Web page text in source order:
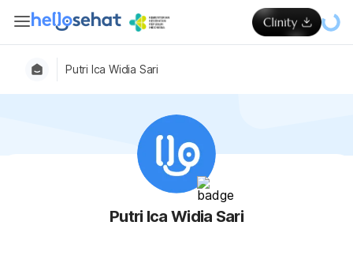
Putri Ica Widia Sari
Putri Ica Widia Sari